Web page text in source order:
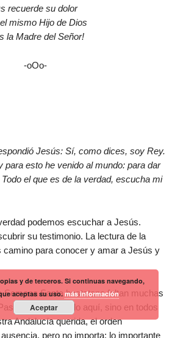
recuerde su dolor
mismo Hijo de Dios
la Madre del Señor!
-oOo-
Jesús: Sí, como dices, soy Rey.
para esto he venido al mundo: para dar
el que es de la verdad, escucha mi
podemos escuchar a Jesús.
su testimonio. La lectura de la
camino para conocer y amar a Jesús y
Semana Santa bastetana faltan muchas
y que no solo aquí, sino en todos
Andalucía querida, el orden
pero no importa; lo importante
y de terceros. Si continuas navegando,
aceptas su uso.más información
Aceptar